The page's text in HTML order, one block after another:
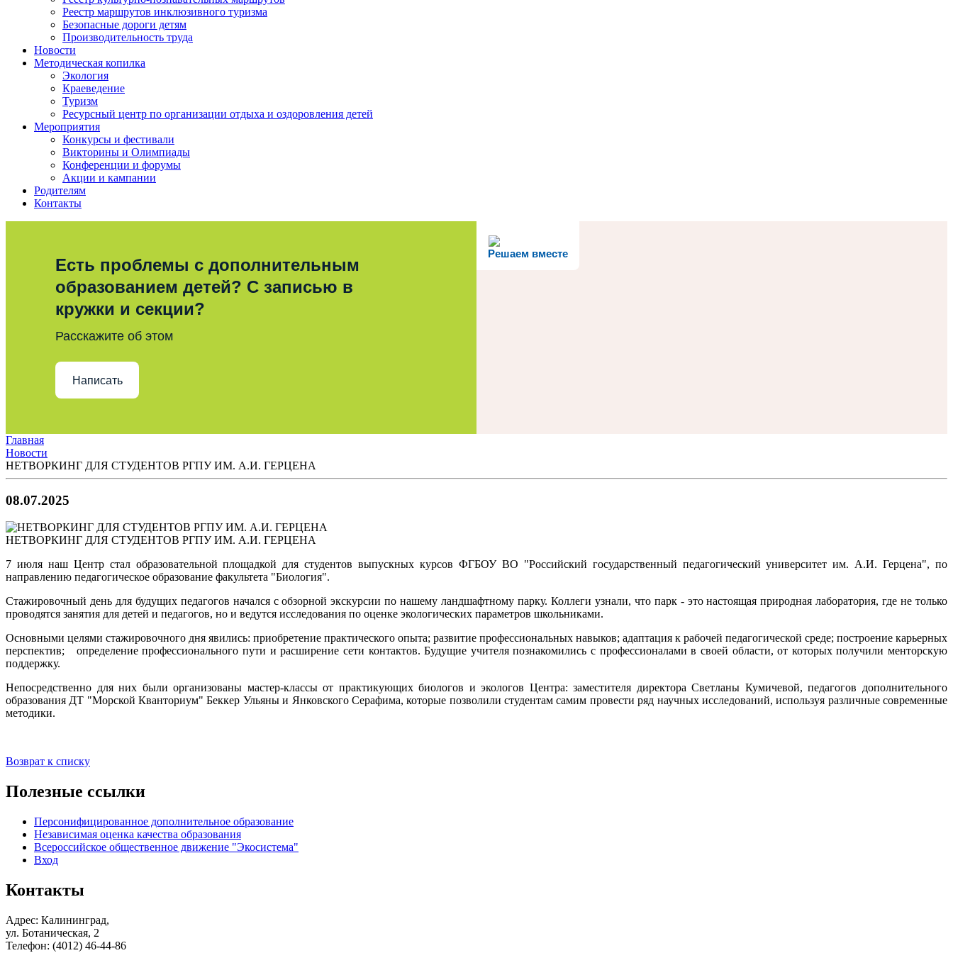
Реестр маршрутов инклюзивного туризма
Безопасные дороги детям
Производительность труда
Новости
Методическая копилка
Экология
Краеведение
Туризм
Ресурсный центр по организации отдыха и оздоровления детей
Мероприятия
Конкурсы и фестивали
Викторины и Олимпиады
Конференции и форумы
Акции и кампании
Родителям
Контакты
Решаем вместе
Есть проблемы с дополнительным
образованием детей? С записью в
кружки и секции?
Расскажите об этом
Написать
Главная
Новости
НЕТВОРКИНГ ДЛЯ СТУДЕНТОВ РГПУ ИМ. А.И. ГЕРЦЕНА
08.07.2025
НЕТВОРКИНГ ДЛЯ СТУДЕНТОВ РГПУ ИМ. А.И. ГЕРЦЕНА
7 июля наш Центр стал образовательной площадкой для студентов выпускных курсов ФГБОУ ВО "Российский государственный педагогический университет им. А.И. Герцена", по
направлению педагогическое образование факультета "Биология".
Стажировочный день для будущих педагогов начался с обзорной экскурсии по нашему ландшафтному парку. Коллеги узнали, что парк - это настоящая природная лаборатория, где не только
проводятся занятия для детей и педагогов, но и ведутся исследования по оценке экологических параметров школьниками.
Основными целями стажировочного дня явились: приобретение практического опыта; развитие профессиональных навыков; адаптация к рабочей педагогической среде; построение карьерных
перспектив; определение профессионального пути и расширение сети контактов. Будущие учителя познакомились с профессионалами в своей области, от которых получили менторскую
поддержку.
Непосредственно для них были организованы мастер-классы от практикующих биологов и экологов Центра: заместителя директора Светланы Кумичевой, педагогов дополнительного
образования ДТ "Морской Кванториум" Беккер Ульяны и Янковского Серафима, которые позволили студентам самим провести ряд научных исследований, используя различные современные
методики.
Возврат к списку
Полезные ссылки
Персонифицированное дополнительное образование
Независимая оценка качества образования
Всероссийское общественное движение "Экосистема"
Вход
Контакты
Адрес: Калининград,
ул. Ботаническая, 2
Телефон: (4012) 46-44-86